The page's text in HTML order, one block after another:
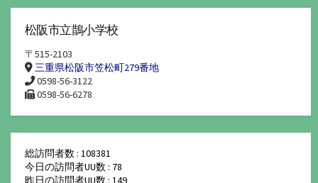
松阪市立鵲小学校
〒515-2103
三重県松阪市笠松町279番地
0598-56-3122
0598-56-6278
総訪問者数 : 108381
今日の訪問者UU数 : 78